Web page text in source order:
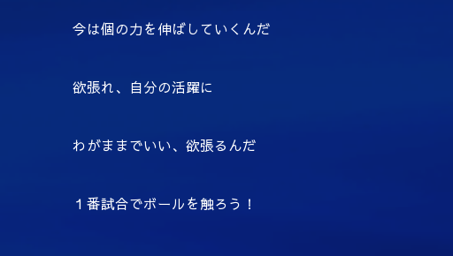
今は個の力を伸ばしていくんだ
欲張れ、自分の活躍に
わがままでいい、欲張るんだ
１番試合でボールを触ろう！